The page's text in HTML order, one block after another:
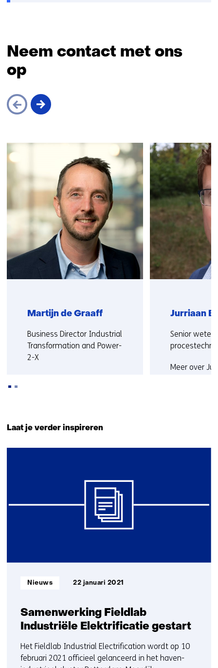
Neem contact met ons
op
navigatie
over
(Neem
contact
met
ons
op)
Martijn de Graaff
Functie:
Business Director Industrial
Transformation and Power-
2-X
Jurriaan
Functie:
Senior
Meer over
(Neem
ons
op)
Laat je verder inspireren
11
t/m
Samenwerking Fieldlab
Industriële Elektrificatie gestart
Informatietype:
Nieuws 22 januari 2021
Het Fieldlab Industrial Electrification wordt op 10
februari 2021 officieel gelanceerd in het haven-